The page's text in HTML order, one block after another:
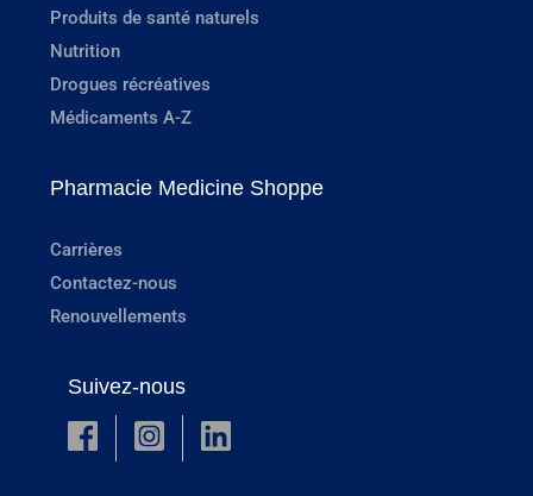
Produits de santé naturels
Nutrition
Drogues récréatives
Médicaments A-Z
Pharmacie Medicine Shoppe
Carrières
Contactez-nous
Renouvellements
Suivez-nous